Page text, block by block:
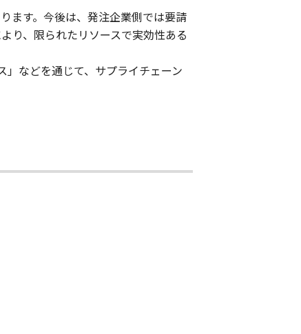
ます。今後は、発注企業側では要請
り、限られたリソースで実効性ある
などを通じて、サプライチェーン